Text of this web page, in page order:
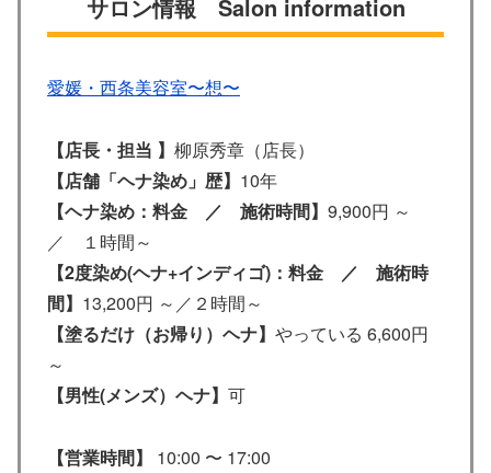
サロン情報 Salon information
愛媛・西条美容室〜想〜
【店長・担当 】 柳原秀章（店長）
【店舗「ヘナ染め」歴】 10年
【ヘナ染め：料金 ／ 施術時間】 9,900円 ～
／ １時間～
【2度染め(ヘナ+インディゴ)：料金 ／ 施術時
間】 13,200円 ～／２時間～
【塗るだけ（お帰り）ヘナ】 やっている 6,600円
～
【男性(メンズ）ヘナ】 可
【営業時間】
10:00 〜 17:00